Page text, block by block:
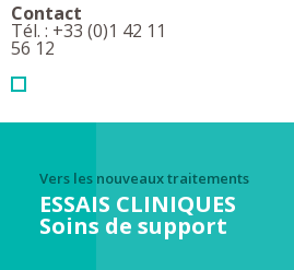
Contact
Tél. : +33 (0)1 42 11
56 12
Vers les nouveaux traitements
ESSAIS CLINIQUES
Soins de support